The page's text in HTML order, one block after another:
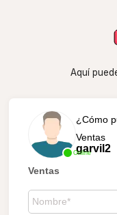
Aquí
Online
¿Cómo
Ventas
garvil2
Ventas